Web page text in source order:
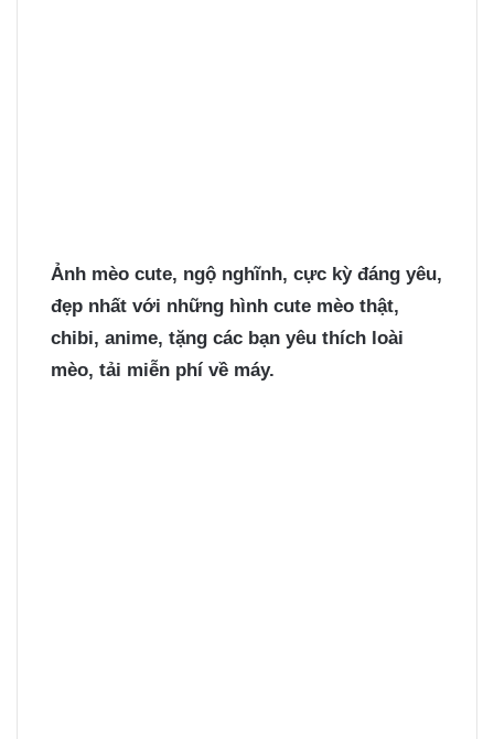
Ảnh mèo cute, ngộ nghĩnh, cực kỳ đáng yêu,
đẹp nhất với những hình cute mèo thật,
chibi, anime, tặng các bạn yêu thích loài
mèo, tải miễn phí về máy.